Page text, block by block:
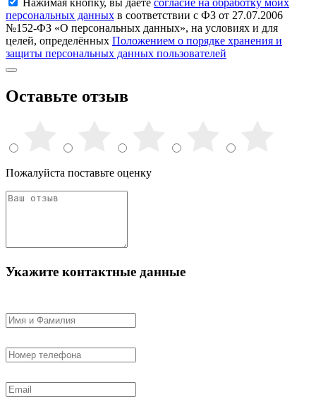
Нажимая кнопку, вы даете согласие на обработку моих
персональных данных в соответствии с ФЗ от 27.07.2006
№152-ФЗ «О персональных данных», на условиях и для
целей, определённых Положением о порядке хранения и
защиты персональных данных пользователей
Оставьте отзыв
Пожалуйста поставьте оценку
Укажите контактные данные